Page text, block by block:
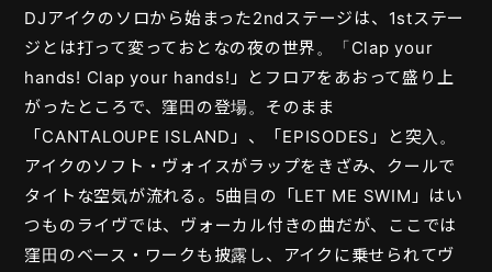
DJアイクのソロから始まった2ndステージは、1stステー
ジとは打って変っておとなの夜の世界。「Clap your
hands! Clap your hands!」とフロアをあおって盛り上
がったところで、窪田の登場。そのまま
「CANTALOUPE ISLAND」、「EPISODES」と突入。
アイクのソフト・ヴォイスがラップをきざみ、クールで
タイトな空気が流れる。5曲目の「LET ME SWIM」はい
つものライヴでは、ヴォーカル付きの曲だが、ここでは
窪田のベース・ワークも披露し、アイクに乗せられてヴ